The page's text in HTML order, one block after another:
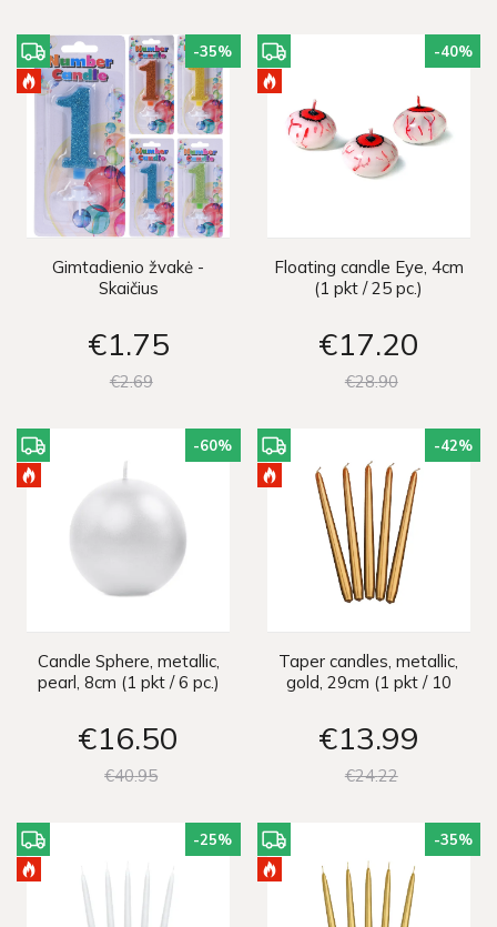
-35%
Gimtadienio žvakė -
Skaičius
€1 75
€269
-40%
Floating candle Eye, 4cm
(1 pkt / 25 pc.)
€17 20
€2890
-60%
Candle Sphere, metallic,
pearl, 8cm (1 pkt / 6 pc.)
€16 50
€4095
-42%
Taper candles, metallic,
gold, 29cm (1 pkt / 10
€13 99
€2422
-25% -35%